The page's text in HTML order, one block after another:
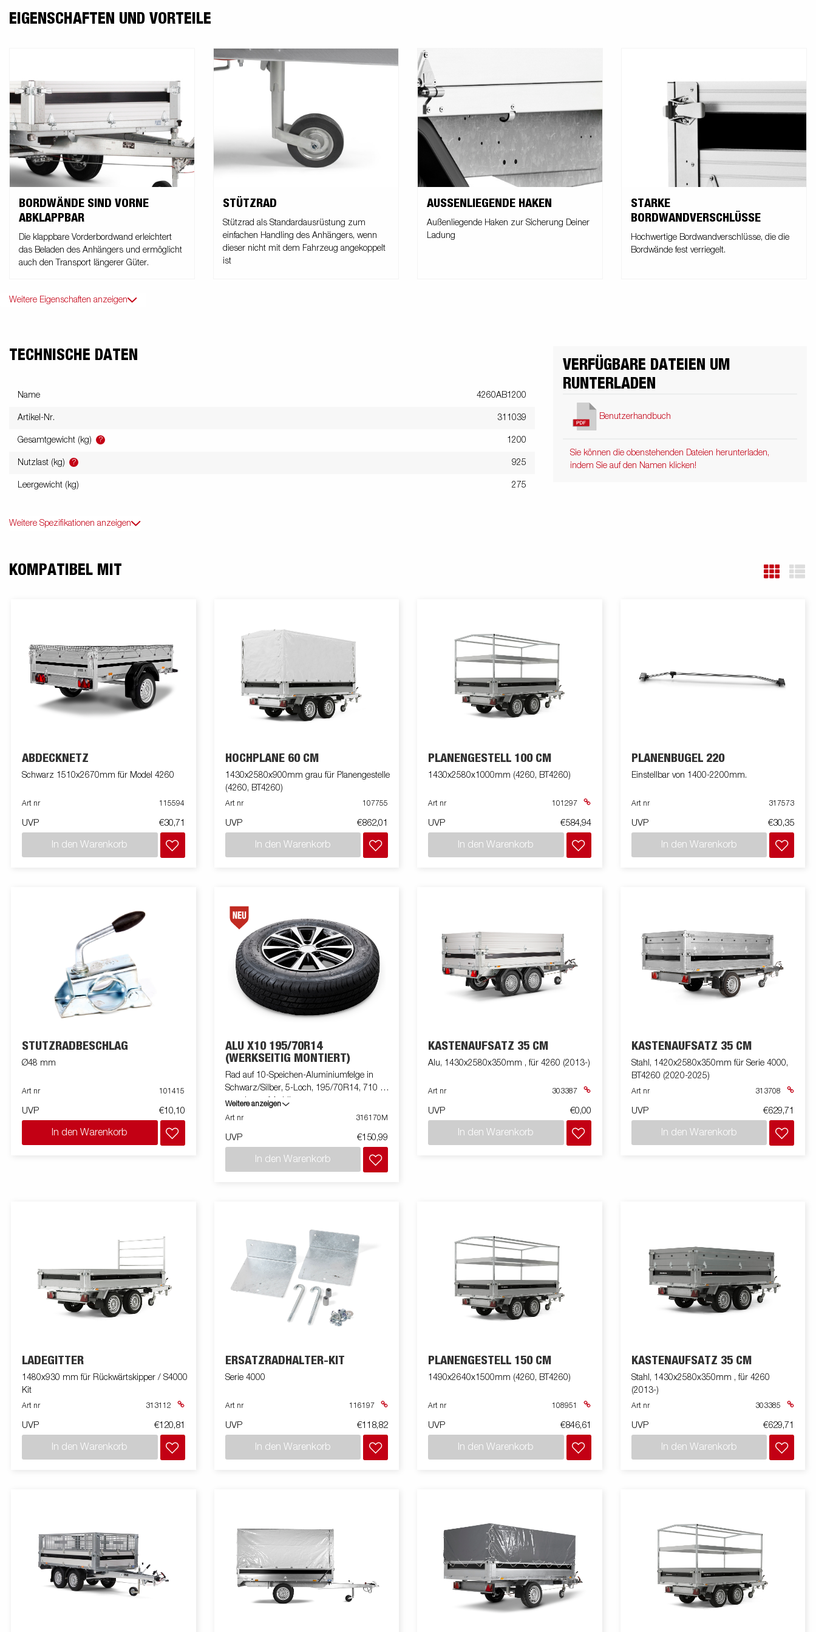
EIGENSCHAFTEN UND VORTEILE
BORDWÄNDE SIND VORNE
ABKLAPPBAR
Die klappbare Vorderbordwand erleichtert
das Beladen des Anhängers und ermöglicht
auch den Transport längerer Güter.
STÜTZRAD
Stützrad als Standardausrüstung zum
einfachen Handling des Anhängers, wenn
dieser nicht mit dem Fahrzeug angekoppelt
ist
AUSSENLIEGENDE HAKEN
Außenliegende Haken zur Sicherung Deiner
Ladung
STARKE
BORDWANDVERSCHLÜSSE
Hochwertige Bordwandverschlüsse, die die
Bordwände fest verriegelt.
Weitere Eigenschaften anzeigen
TECHNISCHE DATEN
Name 4260AB1200
Artikel-Nr. 311039
Gesamtgewicht (kg) ? 1200
Nutzlast (kg) ? 925
Leergewicht (kg) 275
Weitere Spezifikationen anzeigen
VERFÜGBARE DATEIEN UM
RUNTERLADEN
Benutzerhandbuch
Sie können die obenstehenden Dateien herunterladen,
indem Sie auf den Namen klicken!
KOMPATIBEL MIT
ABDECKNETZ
Schwarz 1510x2670mm für Model 4260
Art nr 115594
UVP €30,71
In den Warenkorb
HOCHPLANE 60 CM
1430x2580x900mm grau für Planengestelle
(4260, BT4260)
Art nr 107755
UVP €862,01
In den Warenkorb
PLANENGESTELL 100 CM
1430x2580x1000mm (4260, BT4260)
Art nr 101297
UVP €584,94
In den Warenkorb
PLANENBÜGEL 220
Einstellbar von 1400-2200mm.
Art nr 317573
UVP €30,35
In den Warenkorb
STÜTZRADBESCHLAG
Ø48 mm
Art nr 101415
UVP €10,10
In den Warenkorb
ALU X10 195/70R14
(WERKSEITIG MONTIERT)
Rad auf 10-Speichen-Aluminiumfelge in
Schwarz/Silber, 5-Loch, 195/70R14, 710 kg,
montiert auf Anhänger
Weitere anzeigen
Art nr
316170M
UVP €150,99
In den Warenkorb
KASTENAUFSATZ 35 CM
Alu, 1430x2580x350mm , für 4260 (2013-)
Art nr 303387
UVP €0,00
In den Warenkorb
KASTENAUFSATZ 35 CM
Stahl, 1420x2580x350mm für Serie 4000,
BT4260 (2020-2025)
Art nr 313708
UVP €629,71
In den Warenkorb
LADEGITTER
1480x930 mm für Rückwärtskipper / S4000
Kit
Art nr 313112
UVP €120,81
In den Warenkorb
ERSATZRADHALTER-KIT
Serie 4000
Art nr 116197
UVP €118,82
In den Warenkorb
PLANENGESTELL 150 CM
1490x2640x1500mm (4260, BT4260)
Art nr 108951
UVP €846,61
In den Warenkorb
KASTENAUFSATZ 35 CM
Stahl, 1430x2580x350mm , für 4260
(2013-)
Art nr 303385
UVP €629,71
In den Warenkorb